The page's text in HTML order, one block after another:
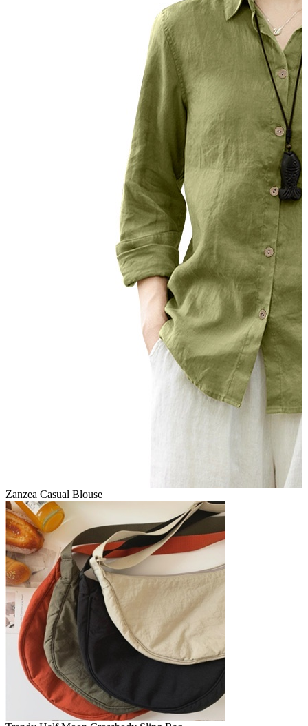
Zanzea Casual Blouse